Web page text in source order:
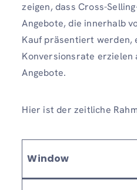
zeigen, dass Cross-
Angebote, die innerhalb
Kauf präsentiert werden,
Konversionsrate
Angebote.
Hier ist der zeitliche
Window